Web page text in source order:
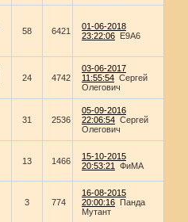
58 6421
01-06-2018
23:22:06
E9A6
24 4742
03-06-2017
11:55:54 Сергей
Олегович
31 2536
05-09-2016
22:06:54 Сергей
Олегович
13 1466
15-10-2015
20:53:21
ФиМА
3 774
16-08-2015
20:00:16
Панда
Мутант